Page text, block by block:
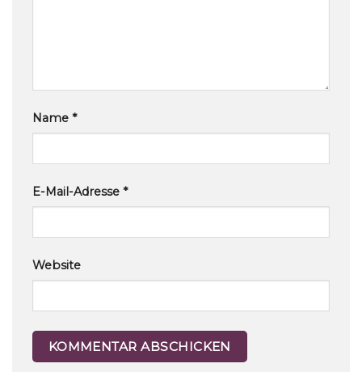
Name *
E-Mail-Adresse *
Website